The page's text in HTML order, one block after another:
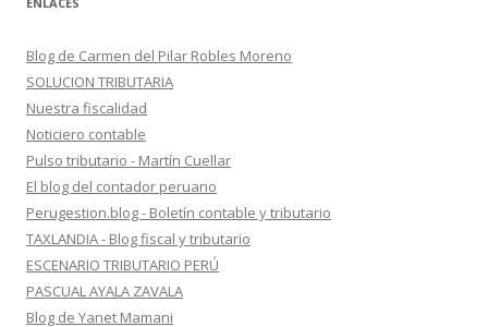
Blog de Carmen del Pilar Robles Moreno
SOLUCION TRIBUTARIA
Nuestra fiscalidad
Noticiero contable
Pulso tributario - Martín Cuellar
El blog del contador peruano
Perugestion.blog - Boletín contable y tributario
TAXLANDIA - Blog fiscal y tributario
ESCENARIO TRIBUTARIO PERÚ
PASCUAL AYALA ZAVALA
Blog de Yanet Mamani